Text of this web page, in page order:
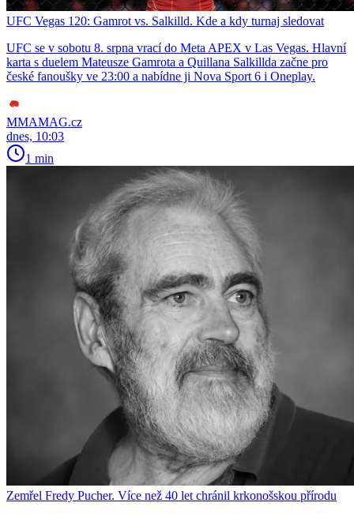
UFC Vegas 120: Gamrot vs. Salkilld. Kde a kdy turnaj sledovat
UFC se v sobotu 8. srpna vrací do Meta APEX v Las Vegas. Hlavní
karta s duelem Mateusze Gamrota a Quillana Salkillda začne pro
české fanoušky ve 23:00 a nabídne ji Nova Sport 6 i Oneplay.
MMAMAG.cz
dnes, 10:03
1 min
Zemřel Fredy Pucher. Více než 40 let chránil krkonošskou přírodu